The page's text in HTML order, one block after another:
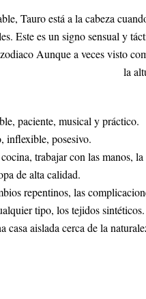
Tauro está a la cabeza
Este es un signo sensual y
Aunque a veces visto
la
paciente, musical y práctico.
inflexible, posesivo.
trabajar con las manos, la
de alta calidad.
repentinos, las
tipo, los tejidos sintéticos.
casa aislada cerca de la